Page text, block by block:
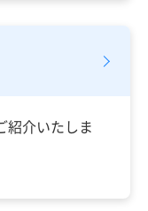
紹介いたしま